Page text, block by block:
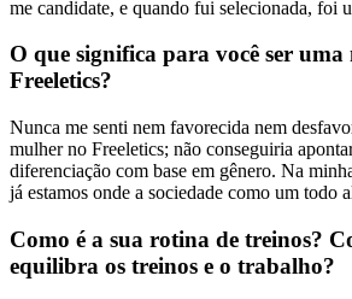
me candidate, e quando fui selecionada, foi
O que significa para você ser
Freeletics?
Nunca me senti nem favorecida nem
mulher no Freeletics; não conseguiria
diferenciação com base em gênero. Na
já estamos onde a sociedade como um todo
Como é a sua rotina de treinos?
equilibra os treinos e o trabalho?